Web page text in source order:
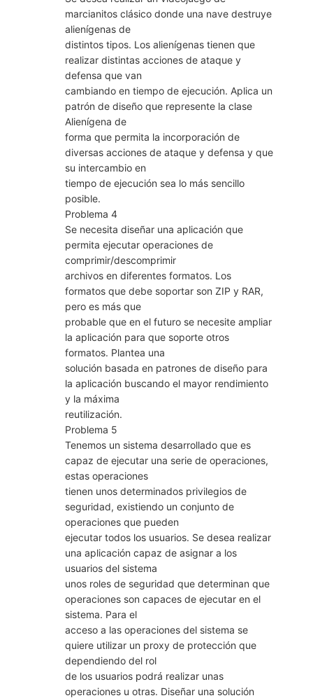
marcianitos clásico donde una nave destruye
alienígenas de
distintos tipos. Los alienígenas tienen que
realizar distintas acciones de ataque y
defensa que van
cambiando en tiempo de ejecución. Aplica un
patrón de diseño que represente la clase
Alienígena de
forma que permita la incorporación de
diversas acciones de ataque y defensa y que
su intercambio en
tiempo de ejecución sea lo más sencillo
posible.
Problema 4
Se necesita diseñar una aplicación que
permita ejecutar operaciones de
comprimir/descomprimir
archivos en diferentes formatos. Los
formatos que debe soportar son ZIP y RAR,
pero es más que
probable que en el futuro se necesite ampliar
la aplicación para que soporte otros
formatos. Plantea una
solución basada en patrones de diseño para
la aplicación buscando el mayor rendimiento
y la máxima
reutilización.
Problema 5
Tenemos un sistema desarrollado que es
capaz de ejecutar una serie de operaciones,
estas operaciones
tienen unos determinados privilegios de
seguridad, existiendo un conjunto de
operaciones que pueden
ejecutar todos los usuarios. Se desea realizar
una aplicación capaz de asignar a los
usuarios del sistema
unos roles de seguridad que determinan que
operaciones son capaces de ejecutar en el
sistema. Para el
acceso a las operaciones del sistema se
quiere utilizar un proxy de protección que
dependiendo del rol
de los usuarios podrá realizar unas
operaciones u otras. Diseñar una solución